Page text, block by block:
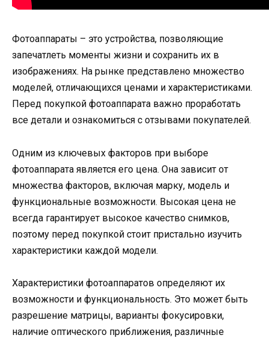
Фотоаппараты – это устройства, позволяющие
запечатлеть моменты жизни и сохранить их в
изображениях. На рынке представлено множество
моделей, отличающихся ценами и характеристиками.
Перед покупкой фотоаппарата важно проработать
все детали и ознакомиться с отзывами покупателей.
Одним из ключевых факторов при выборе
фотоаппарата является его цена. Она зависит от
множества факторов, включая марку, модель и
функциональные возможности. Высокая цена не
всегда гарантирует высокое качество снимков,
поэтому перед покупкой стоит пристально изучить
характеристики каждой модели.
Характеристики фотоаппаратов определяют их
возможности и функциональность. Это может быть
разрешение матрицы, варианты фокусировки,
наличие оптического приближения, различные